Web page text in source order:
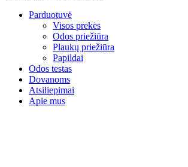
Parduotuvė
Visos prekės
Odos priežiūra
Plaukų priežiūra
Papildai
Odos testas
Dovanoms
Atsiliepimai
Apie mus